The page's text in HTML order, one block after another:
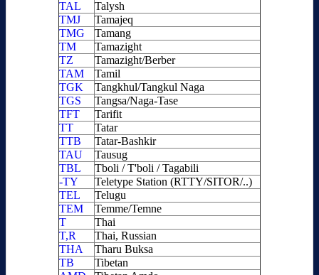
TAL
Talysh
TMJ
Tamajeq
TMG
Tamang
TM
Tamazight
TZ
Tamazight/Berber
TAM
Tamil
TGK
Tangkhul/Tangkul Naga
TGS
Tangsa/Naga-Tase
TFT
Tarifit
TT
Tatar
TTB
Tatar-Bashkir
TAU
Tausug
TBL
Tboli / T'boli / Tagabili
-TY
Teletype Station (RTTY/SITOR/..)
TEL
Telugu
TEM
Temme/Temne
T
Thai
T,R
Thai, Russian
THA
Tharu Buksa
TB
Tibetan